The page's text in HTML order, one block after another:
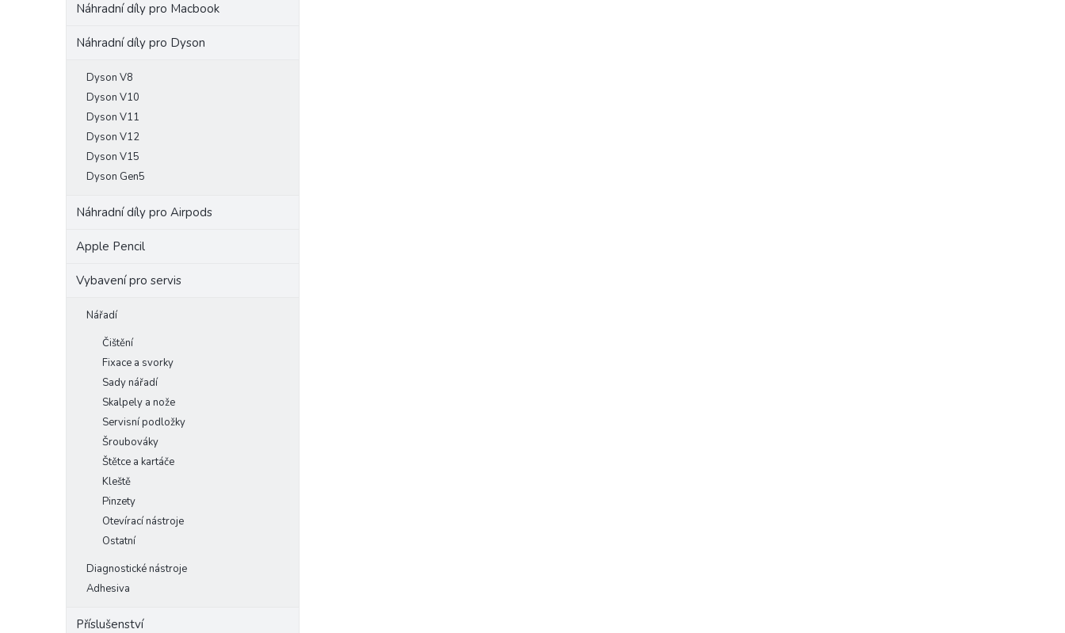
Náhradní díly pro Macbook
Náhradní díly pro Dyson
Dyson V8
Dyson V10
Dyson V11
Dyson V12
Dyson V15
Dyson Gen5
Náhradní díly pro Airpods
Apple Pencil
Vybavení pro servis
Nářadí
Čištění
Fixace a svorky
Sady nářadí
Skalpely a nože
Servisní podložky
Šroubováky
Štětce a kartáče
Kleště
Pinzety
Otevírací nástroje
Ostatní
Diagnostické nástroje
Adhesiva
Příslušenství